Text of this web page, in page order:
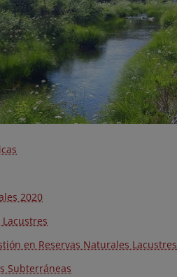
2020
en Reservas Naturales Lacustres
Subterráneas